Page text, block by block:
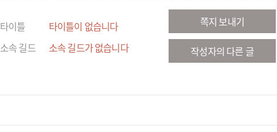
타이틀
타이틀이 없습니다
소속 길드
소속 길드가 없습니다
쪽지 보내기
작성자의 다른 글